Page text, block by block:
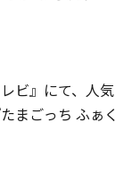
ビ』にて、人気
まごっち ふぁく